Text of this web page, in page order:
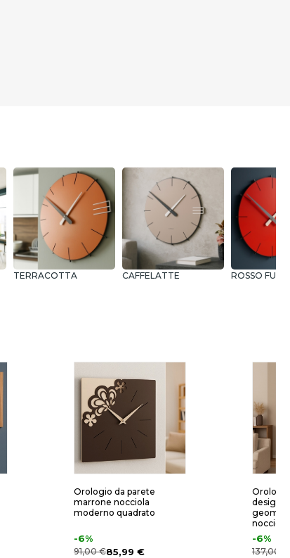
TERRACOTTA CAFFELATTE ROSSO
Orologio da parete
marrone nocciola
moderno quadrato
-6%
91,00 €85,99 €
design
nocciola
-6%
137,00 €